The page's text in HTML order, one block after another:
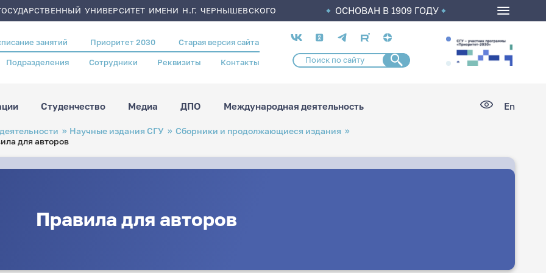
УНИВЕРСИТЕТ ИМЕНИ Н.Г. ЧЕРНЫШЕВСКОГО ОСНОВАН В 1909 ГОДУ
занятий Приоритет 2030 Старая версия сайта
Подразделения Сотрудники Реквизиты Контакты
Социальные
сети
Студенчество Медиа ДПО Международная деятельность En
Научные издания СГУ
Сборники и продолжающиеся издания
для авторов
Правила для авторов